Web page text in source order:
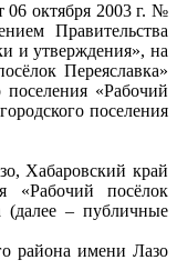
октября 2003 г. №
Правительства
и утверждения», на
Переяславка»
«Рабочий
поселения
Хабаровский край
«Рабочий посёлок
(далее – публичные
района имени Лазо